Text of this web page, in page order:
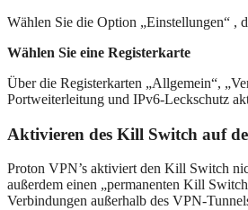
Wählen Sie die Option „Einstellungen“ ,
Wählen Sie eine Registerkarte
Über die Registerkarten „Allgemein“,
Portweiterleitung und IPv6-Leckschutz
Aktivieren des Kill Switch auf
Proton VPN’s aktiviert den Kill Switch
außerdem einen „permanenten Kill
Verbindungen außerhalb des VPN-